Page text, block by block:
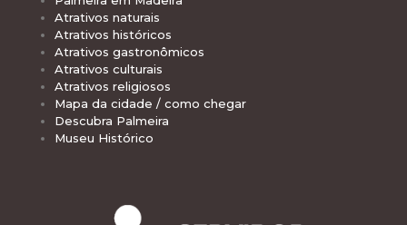
Atrativos naturais
Atrativos históricos
Atrativos gastronômicos
Atrativos culturais
Atrativos religiosos
Mapa da cidade / como chegar
Descubra Palmeira
Museu Histórico